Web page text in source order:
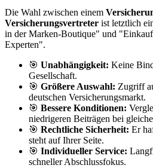
Die Wahl zwischen einem
Versicherungsvertreter ist letztlich
in der Marken-Boutique" und
Experten".
🎯 Unabhängigkeit: Keine
Gesellschaft.
🎯 Größere Auswahl: Zugriff
deutschen Versicherungsmarkt.
🎯 Bessere Konditionen:
niedrigeren Beiträgen bei
🎯 Rechtliche Sicherheit: Er
steht auf Ihrer Seite.
🎯 Individueller Service:
schneller Abschlussfokus.